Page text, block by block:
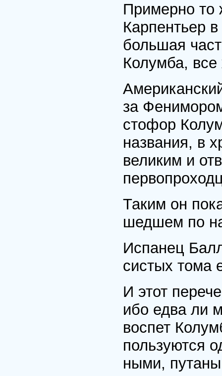
Примерно то
Карпентьер
большая
Колумба, все
за
стофор
названия, в
великим и
Таким он
шедшем по
Испанец
систых тома
И этот
ибо едва ли
воспет
пользуются
ными,